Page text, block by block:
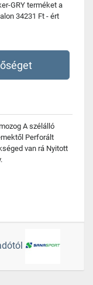
GRY terméket a
34231 Ft - ért
A szélálló
Perforált
van rá Nyitott